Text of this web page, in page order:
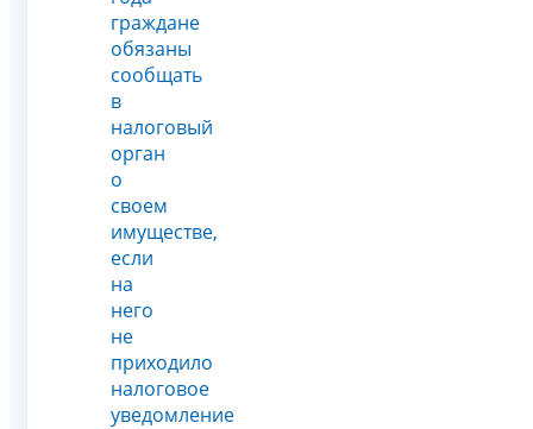
граждане
обязаны
сообщать
в
налоговый
орган
о
своем
имуществе,
если
на
него
не
приходило
налоговое
уведомление